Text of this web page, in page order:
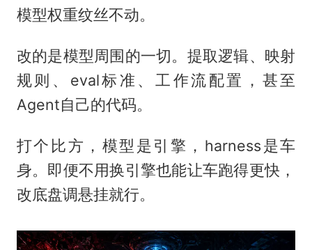
模型权重纹丝不动。
改的是模型周围的一切。提取逻辑、映射
规则、eval标准、工作流配置，甚至
Agent自己的代码。
打个比方，模型是引擎，harness是车
身。即便不用换引擎也能让车跑得更快，
改底盘调悬挂就行。